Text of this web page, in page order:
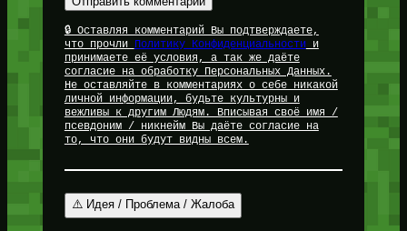
🔒 Оставляя комментарий Вы подтверждаете,
что прочли Политику Конфиденциальностии
принимаете её условия, а так же даёте
согласие на обработку Персональных Данных.
Не оставляйте в комментариях о себе никакой
личной информации, будьте культурны и
вежливы к другим Людям. Вписывая своё имя /
псевдоним / никнейм Вы даёте согласие на
то, что они будут видны всем.
⚠️ Идея / Проблема / Жалоба